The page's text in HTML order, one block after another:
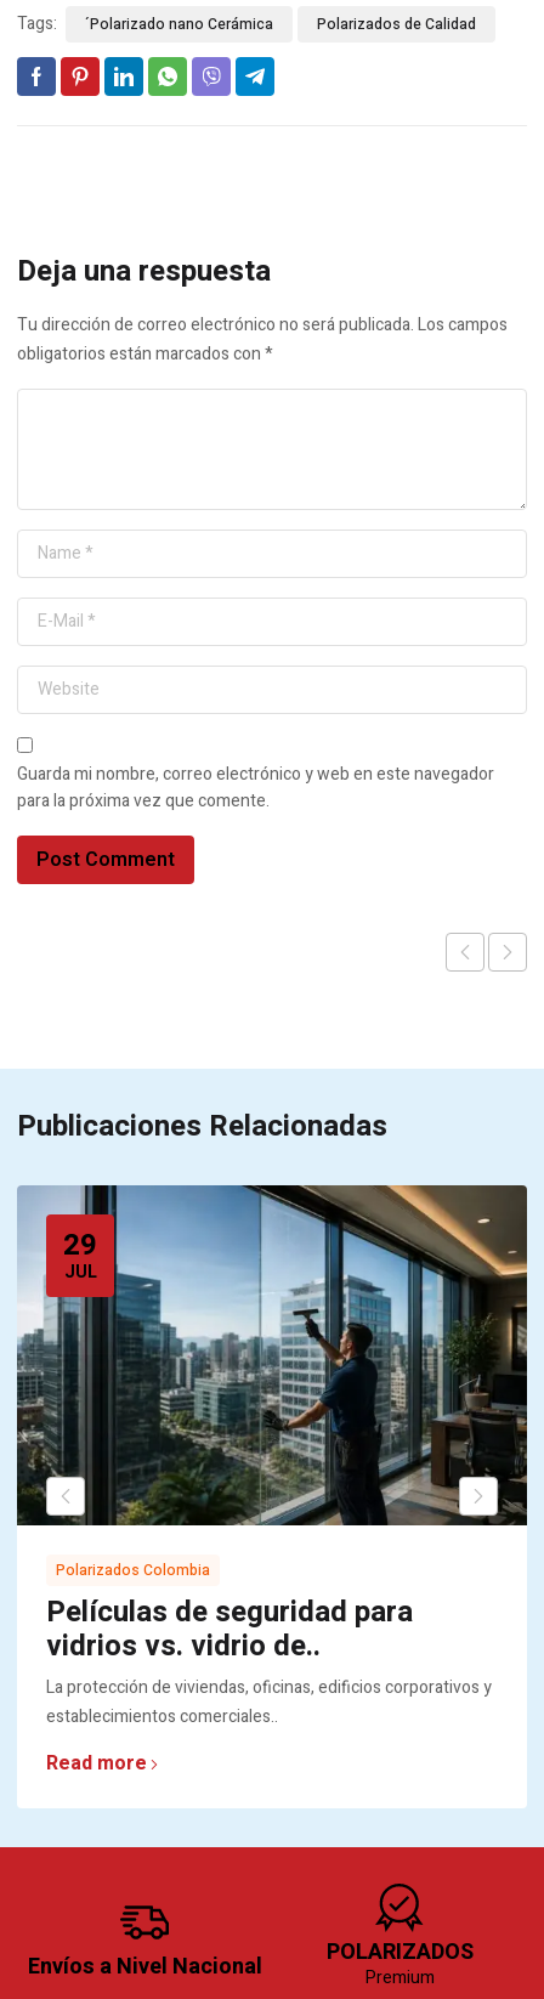
Tags: ´Polarizado nano Cerámica Polarizados de Calidad
Deja una respuesta
Tu dirección de correo electrónico no será publicada.Los campos
obligatorios están marcados con*
Guarda mi nombre, correo electrónico y web en este navegador
para la próxima vez que comente.
Publicaciones Relacionadas
29
JUL
Polarizados Colombia
Películas de seguridad para
vidrios vs. vidrio de..
La protección de viviendas, oficinas, edificios corporativos y
establecimientos comerciales..
Read more
Envíos a Nivel Nacional POLARIZADOS
Premium